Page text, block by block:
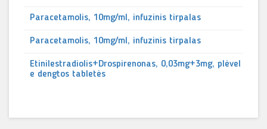
Paracetamolis, 10mg/ml, infuzinis tirpalas
Paracetamolis, 10mg/ml, infuzinis tirpalas
Etinilestradiolis+Drospirenonas, 0,03mg+3mg, plėvel
e dengtos tabletės